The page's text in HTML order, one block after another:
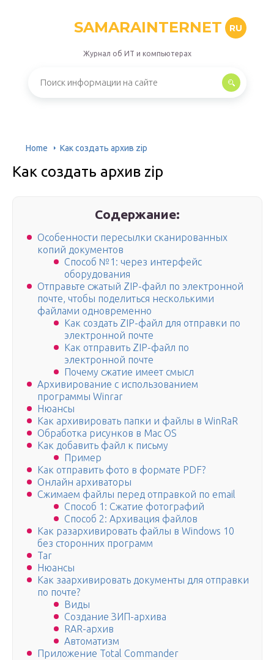
SAMARAINTERNET RU
Журнал об ИТ и компьютерах
Home Как создать архив zip
Как создать архив zip
Содержание:
Особенности пересылки сканированных
копий документов
Способ №1: через интерфейс
оборудования
Отправьте сжатый ZIP-файл по электронной
почте, чтобы поделиться несколькими
файлами одновременно
Как создать ZIP-файл для отправки по
электронной почте
Как отправить ZIP-файл по
электронной почте
Почему сжатие имеет смысл
Архивирование с использованием
программы Winrar
Нюансы
Как архивировать папки и файлы в WinRaR
Обработка рисунков в Mac OS
Как добавить файл к письму
Пример
Как отправить фото в формате PDF?
Онлайн архиваторы
Сжимаем файлы перед отправкой по email
Способ 1: Сжатие фотографий
Способ 2: Архивация файлов
Как разархивировать файлы в Windows 10
без сторонних программ
Tar
Нюансы
Как заархивировать документы для отправки
по почте?
Виды
Создание ЗИП-архива
RAR-архив
Автоматизм
Приложение Total Commander